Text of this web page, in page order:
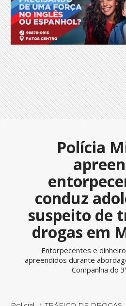
Polícia
conduz
suspeito de
drogas em
Entorpecentes e
apreendidos durante
Companhia do